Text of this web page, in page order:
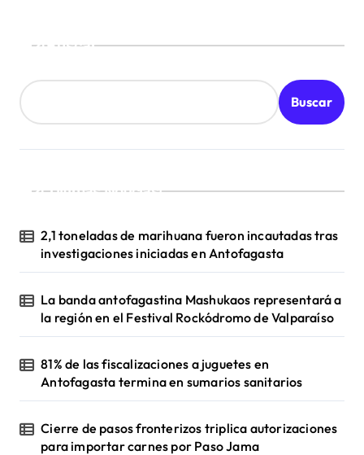
a
s
Buscar
Buscar
¡Ultimas Noticias!
2,1 toneladas de marihuana fueron incautadas tras
investigaciones iniciadas en Antofagasta
La banda antofagastina Mashukaos representará a
la región en el Festival Rockódromo de Valparaíso
81% de las fiscalizaciones a juguetes en
Antofagasta termina en sumarios sanitarios
Cierre de pasos fronterizos triplica autorizaciones
para importar carnes por Paso Jama